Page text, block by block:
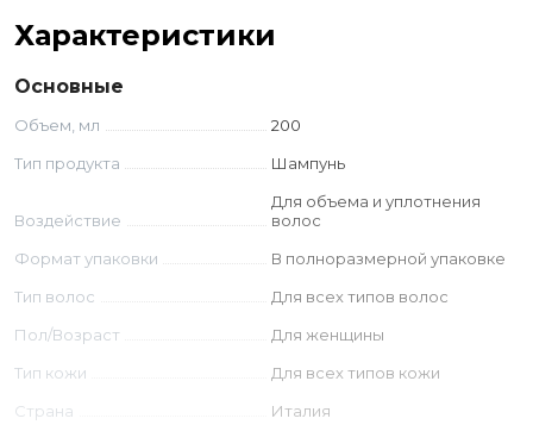
Характеристики
Основные
Объем, мл
200
Тип продукта
Шампунь
Воздействие
Для объема и уплотнения
волос
Формат упаковки
В полноразмерной упаковке
Тип волос
Для всех типов волос
Пол/Возраст
Для женщины
Тип кожи
Для всех типов кожи
Страна
Италия